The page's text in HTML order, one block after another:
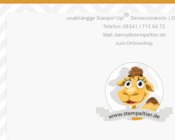
unabhängige Stampin‘ Up!® Demonstratorin |
Telefon: 08341 / 715 66 72
Mail:danny@stempeltier.de
zumOnlineshop